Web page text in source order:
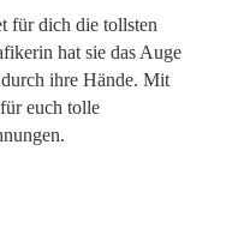
für dich die tollsten
hat sie das Auge
ihre Hände. Mit
euch tolle